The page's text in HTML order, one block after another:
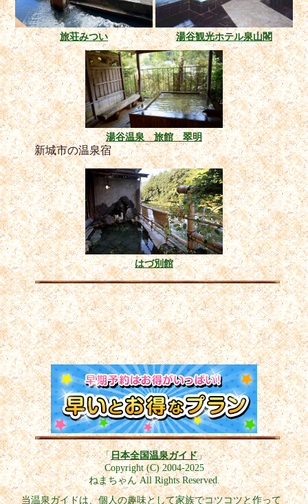
旅荘みつい 湯谷観光ホテル泉山閣
湯谷温泉 旅館 翠明
新城市の温泉宿
はづ別館
「日本全国温泉ガイド」
Copyright (C) 2004-2025
ねまちゃん All Rights Reserved.
当温泉ガイドは、個人の趣味として家族でコツコツと作って